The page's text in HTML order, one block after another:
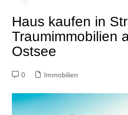
Haus kaufen in
Traumimmobilien
Ostsee
0 Immobilien